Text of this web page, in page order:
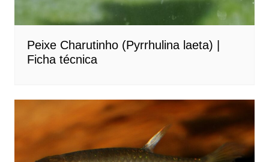
Peixe Charutinho (Pyrrhulina laeta) |
Ficha técnica